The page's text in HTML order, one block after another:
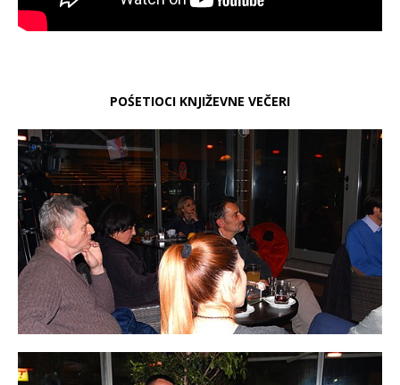
POŚETIOCI KNJIŽEVNE VEČERI